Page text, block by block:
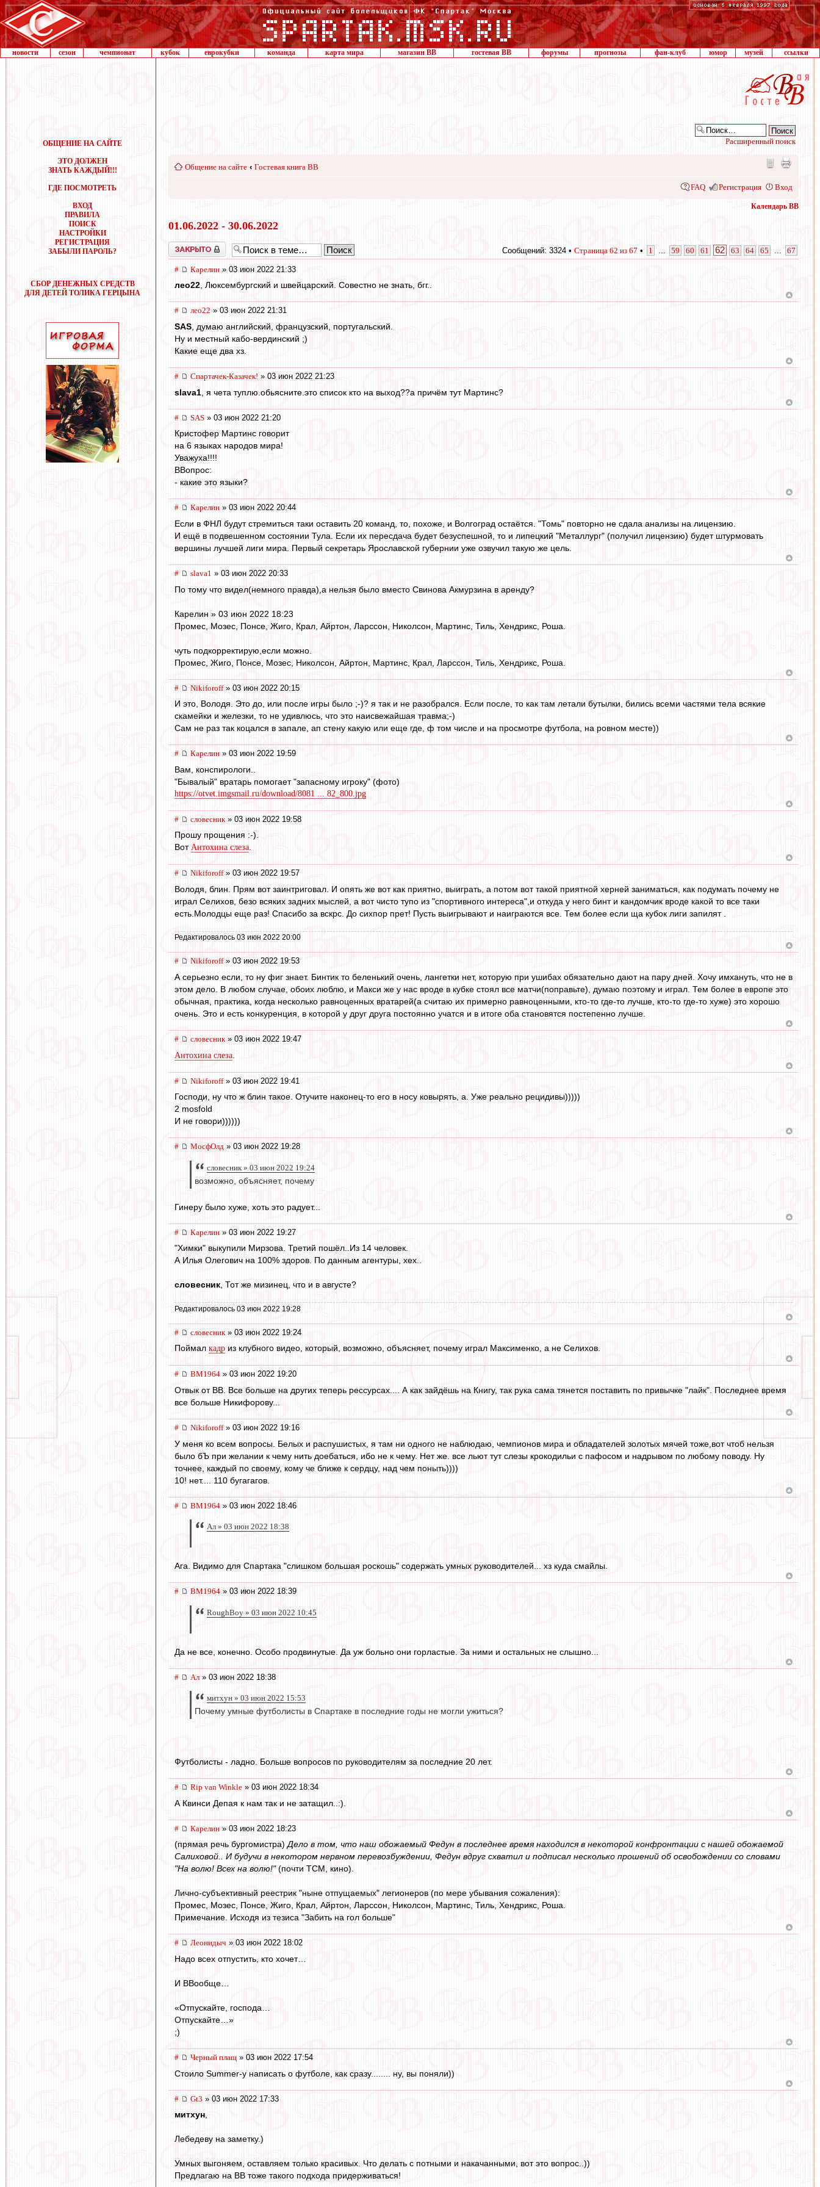
новости сезон чемпионат кубок еврокубки команда карта мира магазин ВВ гостевая ВВ форумы прогнозы фан-клуб юмор музей ссылки
ОБЩЕНИЕ НА САЙТЕ
ЭТО ДОЛЖЕН
ЗНАТЬ КАЖДЫЙ!!!
ГДЕ ПОСМОТРЕТЬ
ВХОД
ПРАВИЛА
ПОИСК
НАСТРОЙКИ
РЕГИСТРАЦИЯ
ЗАБЫЛИ ПАРОЛЬ?
СБОР ДЕНЕЖНЫХ СРЕДСТВ
ДЛЯ ДЕТЕЙ ТОЛИКА ГЕРЦЫНА
Расширенный поиск
Общение на сайте ‹ Гостевая книга ВВ
FAQ Регистрация Вход
Календарь ВВ
01.06.2022 - 30.06.2022
Закрыто Сообщений: 3324 • Страница 62 из 67 • 1 59 60 61 62 63 64 65 67
# Карелин » 03 июн 2022 21:33
лео22, Люксембургский и швейцарский. Совестно не знать, бгг..
# лео22 » 03 июн 2022 21:31
SAS , думаю английский, французский, португальский.
Ну и местный кабо-вердинский ;)
Какие еще два хз.
# Спартачек-Казачек! » 03 июн 2022 21:23
slava1 , я чета туплю.обьясните.это список кто на выход??а причём тут Мартинс?
# SAS » 03 июн 2022 21:20
Кристофер Мартинс говорит
на 6 языках народов мира!
Уважуха!!!!
ВВопрос:
- какие это языки?
# Карелин » 03 июн 2022 20:44
Если в ФНЛ будут стремиться таки оставить 20 команд, то, похоже, и Волгоград остаётся. "Томь" повторно не сдала анализы на лицензию.
И ещё в подвешенном состоянии Тула. Если их пересдача будет безуспешной, то и липецкий "Металлург" (получил лицензию) будет штурмовать
вершины лучшей лиги мира. Первый секретарь Ярославской губернии уже озвучил такую же цель.
# slava1 » 03 июн 2022 20:33
По тому что видел(немного правда),а нельзя было вместо Свинова Акмурзина в аренду?
Карелин » 03 июн 2022 18:23
Промес, Мозес, Понсе, Жиго, Крал, Айртон, Ларссон, Николсон, Мартинс, Тиль, Хендрикс, Роша.
чуть подкорректирую,если можно.
Промес, Жигo, Понсе, Мозес, Николсон, Айртон, Мартинс, Крал, Ларссон, Тиль, Хендрикс, Роша.
# Nikiforoff» 03 июн 2022 20:15
И это, Володя. Это до, или после игры было ;-)? я так и не разобрался. Если после, то как там летали бутылки, бились всеми частями тела всякие
скамейки и железки, то не удивлюсь, что это наисвежайшая травма;-)
Сам не раз так коцался в запале, ап стену какую или еще где, ф том числе и на просмотре футбола, на ровном месте))
# Карелин » 03 июн 2022 19:59
Вам, конспирологи..
"Бывалый" вратарь помогает "запасному игроку" (фото)
https://otvet.imgsmail.ru/download/8081 ... 82_800.jpg
# словесник » 03 июн 2022 19:58
Прошу прощения :-).
Вот Антохина слеза.
# Nikiforoff» 03 июн 2022 19:57
Володя, блин. Прям вот заинтриговал. И опять же вот как приятно, выиграть, а потом вот такой приятной херней заниматься, как подумать почему не
играл Селихов, безо всяких задних мыслей, а вот чисто тупо из "спортивного интереса",и откуда у него бинт и кандомчик вроде какой то все таки
есть.Молодцы еще раз! Спасибо за вскрс. До сихпор прет! Пусть выигрывают и наиграются все. Тем более если ща кубок лиги запилят .
Редактировалось 03 июн 2022 20:00
# Nikiforoff» 03 июн 2022 19:53
А серьезно если, то ну фиг знает. Бинтик то беленький очень, лангетки нет, которую при ушибах обязательно дают на пару дней. Хочу имхануть, что не в
этом дело. В любом случае, обоих люблю, и Макси же у нас вроде в кубке стоял все матчи(поправьте), думаю поэтому и играл. Тем более в европе это
обычная, практика, когда несколько равноценных вратарей(а считаю их примерно равноценными, кто-то где-то лучше, кто-то где-то хуже) это хорошо
очень. Это и есть конкуренция, в которой у друг друга постоянно учатся и в итоге оба становятся постепенно лучше.
# словесник» 03 июн 2022 19:47
Антохина слеза
# Nikiforoff» 03 июн 2022 19:41
Господи, ну что ж блин такое. Отучите наконец-то его в носу ковырять, а. Уже реально рецидивы)))))
2 mosfold
И не говори))))))
# МосфОлд » 03 июн 2022 19:28
словесник » 03 июн 2022 19:24
возможно, объясняет, почему
Гинеру было хуже, хоть это радует...
# Карелин » 03 июн 2022 19:27
"Химки" выкупили Мирзова. Третий пошёл..Из 14 человек.
А Илья Олегович на 100% здоров. По данным агентуры, хех..
словесник, Тот же мизинец, что и в августе?
Редактировалось 03 июн 2022 19:28
# словесник » 03 июн 2022 19:24
Поймал кадр из клубного видео, который, возможно, объясняет, почему играл Максименко, а не Селихов.
# BM1964 » 03 июн 2022 19:20
Отвык от ВВ. Все больше на других теперь рессурсах.... А как зайдёшь на Книгу, так рука сама тянется поставить по привычке "лайк". Последнее время
все больше Никифорову...
# Nikiforoff» 03 июн 2022 19:16
У меня ко всем вопросы. Белых и распушистых, я там ни одного не наблюдаю, чемпионов мира и обладателей золотых мячей тоже,вот чтоб нельзя
было бЪ при желании к чему нить доебаться, ибо не к чему. Нет же. все льют тут слезы крокодильи с пафосом и надрывом по любому поводу. Ну
точнее, каждый по своему, кому че ближе к сердцу, над чем поныть))))
10! нет.... 110 бугагагов.
# BM1964 » 03 июн 2022 18:46
Ал » 03 июн 2022 18:38
Ага. Видимо для Спартака "слишком большая роскошь" содержать умных руководителей... хз куда смайлы.
# BM1964 » 03 июн 2022 18:39
RoughBoy » 03 июн 2022 10:45
Да не все, конечно. Особо продвинутые. Да уж больно они горластые. За ними и остальных не слышно...
# Ал» 03 июн 2022 18:38
митхун » 03 июн 2022 15:53
Почему умные футболисты в Спартаке в последние годы не могли ужиться?
Футболисты - ладно. Больше вопросов по руководителям за последние 20 лет.
# Rip van Winkle » 03 июн 2022 18:34
А Квинси Депая к нам так и не затащил..:).
# Карелин » 03 июн 2022 18:23
(прямая речь бургомистра)Дело в том, что наш обожаемый Федун в последнее время находился в некоторой конфронтации с нашей обожаемой
Салиховой.. И будучи в некотором нервном перевозбуждении, Федун вдруг схватил и подписал несколько прошений об освобождении со словами
"На волю! Всех на волю!"(почти ТСМ, кино).
Лично-субъективный реестрик "ныне отпущаемых" легионеров (по мере убывания сожаления):
Промес, Мозес, Понсе, Жиго, Крал, Айртон, Ларссон, Николсон, Мартинс, Тиль, Хендрикс, Роша.
Примечание. Исходя из тезиса "Забить на гол больше"
# Леонидыч » 03 июн 2022 18:02
Надо всех отпустить, кто хочет…
И ВВообще…
«Отпускайте, господа…
Отпускайте…»
;)
# Черный плащ » 03 июн 2022 17:54
Стоило Summer-y написать о футболе, как сразу........ ну, вы поняли))
# Gt3 » 03 июн 2022 17:33
митхун
Лебедеву на заметку.)
Умных выгоняем, оставляем только красивых. Что делать с потными и накачанными, вот это вопрос..))
Предлагаю на ВВ тоже такого подхода придерживаться!